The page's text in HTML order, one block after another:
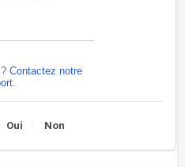
Contactez notre
Oui Non